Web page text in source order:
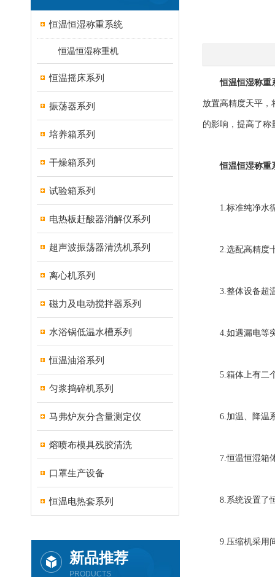
恒温恒湿称重系统
恒温恒湿称重机
恒温摇床系列
振荡器系列
培养箱系列
干燥箱系列
试验箱系列
电热板赶酸器消解仪系列
超声波振荡器清洗机系列
离心机系列
磁力及电动搅拌器系列
水浴锅低温水槽系列
恒温油浴系列
匀浆捣碎机系列
马弗炉灰分含量测定仪
熔喷布模具残胶清洗
口罩生产设备
恒温电热套系列
新品推荐
PRODUCTS
恒温恒湿称重
放置高精度天平，
的影响，提高了称
恒温恒湿称重
1.标准纯净水循
2.选配高精度十
3.整体设备超温
4.如遇漏电等突
5.箱体上有二个
6.加温、降温
7.恒温恒湿箱体
8.系统设置了恒
9.压缩机采用间